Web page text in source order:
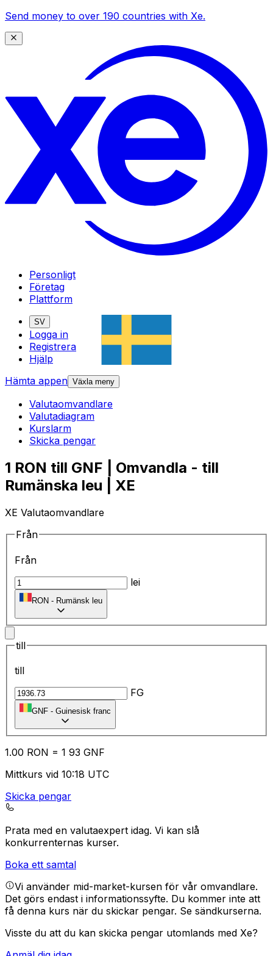
Send money to over 190 countries with Xe.
Personligt
Företag
Plattform
SV
Logga in
Registrera
Hjälp
Hämta appen Växla meny
Valutaomvandlare
Valutadiagram
Kurslarm
Skicka pengar
1 RON till GNF | Omvandla - till
Rumänska leu | XE
XE Valutaomvandlare
Från
Från
lei
RON - Rumänsk leu
till
till
FG
GNF - Guinesisk franc
1.00 RON = 1 93 GNF
Mittkurs vid 10:18 UTC
Skicka pengar
Prata med en valutaexpert idag. Vi kan slå
konkurrenternas kurser.
Boka ett samtal
Vi använder mid-market-kursen för vår omvandlare.
Det görs endast i informationssyfte. Du kommer inte att
få denna kurs när du skickar pengar. Se sändkurserna.
Visste du att du kan skicka pengar utomlands med Xe?